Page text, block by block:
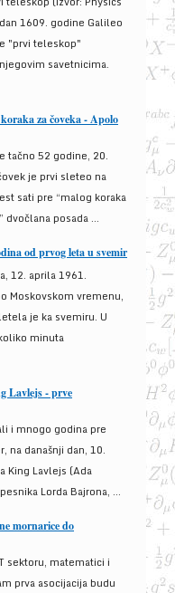
1609. godine Galileo
"prvi teleskop"
savetnicima.
za čoveka - Apolo
tačno 52 godine, 20.
je prvi sleteo na
sati pre “malog koraka
dvočlana posada ...
od prvog leta u svemir
12. aprila 1961.
Moskovskom vremenu,
je ka svemiru. U
minuta
Lavlejs - prve
i mnogo godina pre
na današnji dan, 10.
King Lavlejs (Ada
Lorda Bajrona, ...
mornarice do
sektoru, matematici i
prva asocijacija budu